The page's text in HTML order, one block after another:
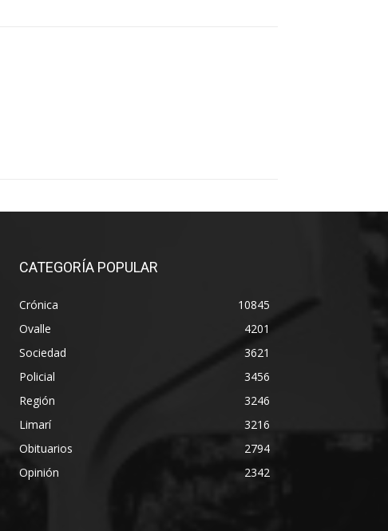
CATEGORÍA POPULAR
Crónica
10845
Ovalle
4201
Sociedad
3621
Policial
3456
Región
3246
Limarí
3216
Obituarios
2794
Opinión
2342